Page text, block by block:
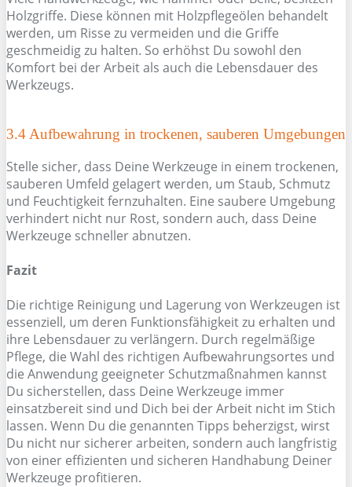
Holzgriffe. Diese können mit Holzpflegeölen behandelt
werden, um Risse zu vermeiden und die Griffe
geschmeidig zu halten. So erhöhst Du sowohl den
Komfort bei der Arbeit als auch die Lebensdauer des
Werkzeugs.
3.4 Aufbewahrung in trockenen, sauberen Umgebungen
Stelle sicher, dass Deine Werkzeuge in einem trockenen,
sauberen Umfeld gelagert werden, um Staub, Schmutz
und Feuchtigkeit fernzuhalten. Eine saubere Umgebung
verhindert nicht nur Rost, sondern auch, dass Deine
Werkzeuge schneller abnutzen.
Fazit
Die richtige Reinigung und Lagerung von Werkzeugen ist
essenziell, um deren Funktionsfähigkeit zu erhalten und
ihre Lebensdauer zu verlängern. Durch regelmäßige
Pflege, die Wahl des richtigen Aufbewahrungsortes und
die Anwendung geeigneter Schutzmaßnahmen kannst
Du sicherstellen, dass Deine Werkzeuge immer
einsatzbereit sind und Dich bei der Arbeit nicht im Stich
lassen. Wenn Du die genannten Tipps beherzigst, wirst
Du nicht nur sicherer arbeiten, sondern auch langfristig
von einer effizienten und sicheren Handhabung Deiner
Werkzeuge profitieren.